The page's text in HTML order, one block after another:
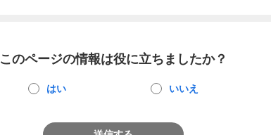
このページの情報は役に立ちましたか？
はい いいえ